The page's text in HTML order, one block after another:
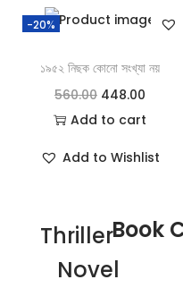
-20%
১৯৫২ নিছক কোনো সংখ্যা নয়
560.00 448.00
Add to cart
Add to Wishlist
Book
Thriller
Novel